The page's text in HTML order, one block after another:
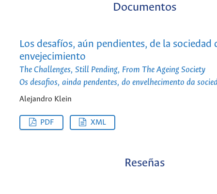
Documentos
Los desafíos, aún pendientes, de la sociedad
envejecimiento
The Challenges, Still Pending, From The Ageing Society
Os desafios, ainda pendentes, do envelhecimento da
Alejandro Klein
PDF XML
Reseñas